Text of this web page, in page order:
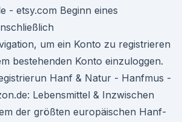
- etsy.com Beginn eines
um ein Konto zu registrieren
bestehenden Konto einzuloggen.
Hanf & Natur - Hanfmus -
Lebensmittel & Inzwischen
der größten europäischen Hanf-